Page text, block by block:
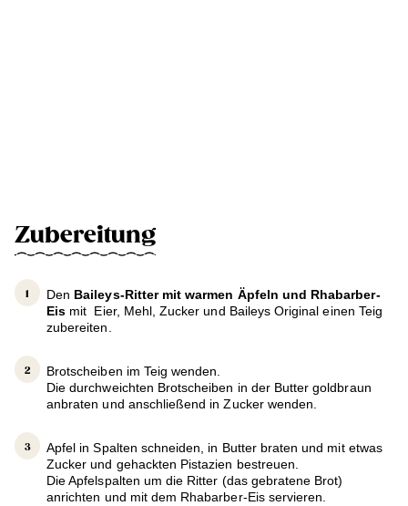
Zubereitung
Den Baileys-Ritter mit warmen Äpfeln und Rhabarber-
Eis mit Eier, Mehl, Zucker und Baileys Original einen Teig
zubereiten.
Brotscheiben im Teig wenden.
Die durchweichten Brotscheiben in der Butter goldbraun
anbraten und anschließend in Zucker wenden.
Apfel in Spalten schneiden, in Butter braten und mit etwas
Zucker und gehackten Pistazien bestreuen.
Die Apfelspalten um die Ritter (das gebratene Brot)
anrichten und mit dem Rhabarber-Eis servieren.